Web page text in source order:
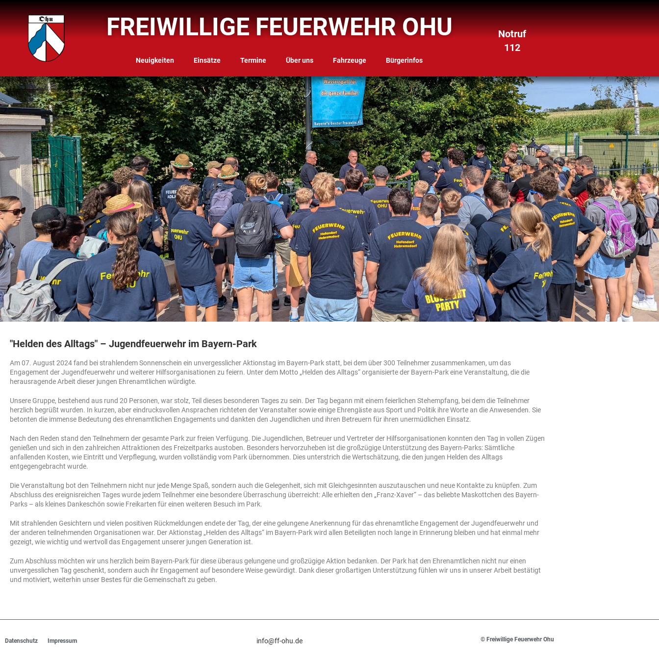
FREIWILLIGE FEUERWEHR OHU
Neuigkeiten Einsätze Termine Über uns Fahrzeuge Bürgerinfos
Notruf
112
"Helden des Alltags" – Jugendfeuerwehr im Bayern-Park
Am 07. August 2024 fand bei strahlendem Sonnenschein ein unvergesslicher Aktionstag im Bayern-Park statt, bei dem über 300 Teilnehmer zusammenkamen, um das
Engagement der Jugendfeuerwehr und weiterer Hilfsorganisationen zu feiern. Unter dem Motto „Helden des Alltags“ organisierte der Bayern-Park eine Veranstaltung, die die
herausragende Arbeit dieser jungen Ehrenamtlichen würdigte.
Unsere Gruppe, bestehend aus rund 20 Personen, war stolz, Teil dieses besonderen Tages zu sein. Der Tag begann mit einem feierlichen Stehempfang, bei dem die Teilnehmer
herzlich begrüßt wurden. In kurzen, aber eindrucksvollen Ansprachen richteten der Veranstalter sowie einige Ehrengäste aus Sport und Politik ihre Worte an die Anwesenden. Sie
betonten die immense Bedeutung des ehrenamtlichen Engagements und dankten den Jugendlichen und ihren Betreuern für ihren unermüdlichen Einsatz.
Nach den Reden stand den Teilnehmern der gesamte Park zur freien Verfügung. Die Jugendlichen, Betreuer und Vertreter der Hilfsorganisationen konnten den Tag in vollen Zügen
genießen und sich in den zahlreichen Attraktionen des Freizeitparks austoben. Besonders hervorzuheben ist die großzügige Unterstützung des Bayern-Parks: Sämtliche
anfallenden Kosten, wie Eintritt und Verpflegung, wurden vollständig vom Park übernommen. Dies unterstrich die Wertschätzung, die den jungen Helden des Alltags
entgegengebracht wurde.
Die Veranstaltung bot den Teilnehmern nicht nur jede Menge Spaß, sondern auch die Gelegenheit, sich mit Gleichgesinnten auszutauschen und neue Kontakte zu knüpfen. Zum
Abschluss des ereignisreichen Tages wurde jedem Teilnehmer eine besondere Überraschung überreicht: Alle erhielten den „Franz-Xaver“ – das beliebte Maskottchen des Bayern-
Parks – als kleines Dankeschön sowie Freikarten für einen weiteren Besuch im Park.
Mit strahlenden Gesichtern und vielen positiven Rückmeldungen endete der Tag, der eine gelungene Anerkennung für das ehrenamtliche Engagement der Jugendfeuerwehr und
der anderen teilnehmenden Organisationen war. Der Aktionstag „Helden des Alltags“ im Bayern-Park wird allen Beteiligten noch lange in Erinnerung bleiben und hat einmal mehr
gezeigt, wie wichtig und wertvoll das Engagement unserer jungen Generation ist.
Zum Abschluss möchten wir uns herzlich beim Bayern-Park für diese überaus gelungene und großzügige Aktion bedanken. Der Park hat den Ehrenamtlichen nicht nur einen
unvergesslichen Tag geschenkt, sondern auch ihr Engagement auf besondere Weise gewürdigt. Dank dieser großartigen Unterstützung fühlen wir uns in unserer Arbeit bestätigt
und motiviert, weiterhin unser Bestes für die Gemeinschaft zu geben.
Datenschutz Impressum info@ff-ohu.de © Freiwillige Feuerwehr Ohu